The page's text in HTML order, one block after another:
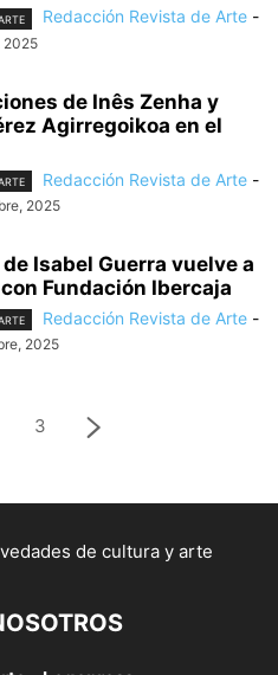
Redacción Revista de Arte -
2025
de Inês Zenha y
Agirregoikoa en el
Redacción Revista de Arte -
2025
de Isabel Guerra vuelve a
Fundación Ibercaja
Redacción Revista de Arte -
2025
3